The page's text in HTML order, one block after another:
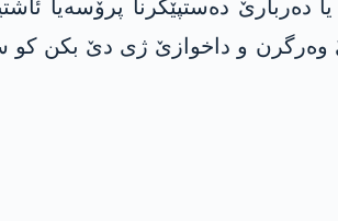
یا دەربارێ دەستپێکرنا
و داخوازێ ژی دێ بکن کو